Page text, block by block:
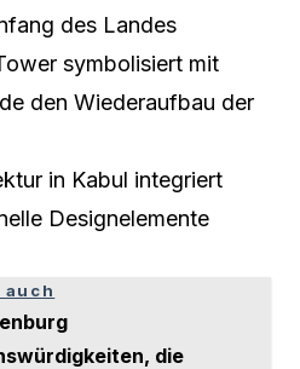
des Landes
symbolisiert mit
den Wiederaufbau der
in Kabul integriert
Designelemente
auch
die